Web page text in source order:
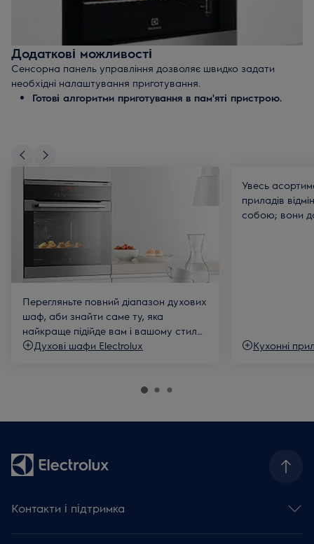
використання.
Піролітична система самоочищення
розігрівається до екстремально високої температури -
500°C, при яких абсолютно всі забруднення
перетворюються на попіл і вологу, які можна прибрати
кухонною серветкою.
Додаткові можливості
Сенсорна панель управління дозволяє швидко задати
необхідні налаштування приготування.
Готові алгоритми приготування в пам'яті пристрою.
забезпечить рівномірний розподіл гарячого повітря на
кілька страв і бути впевненими в бездоганному
результаті.
Перегляньте повний діапазон духових
шаф, аби знайти саме ту, яка
найкраще підійде вам і вашому стилю
готування
Духові шафи Electrolux
Увесь
приладів
собою; вони
Кухонні
Контакти і підтримка